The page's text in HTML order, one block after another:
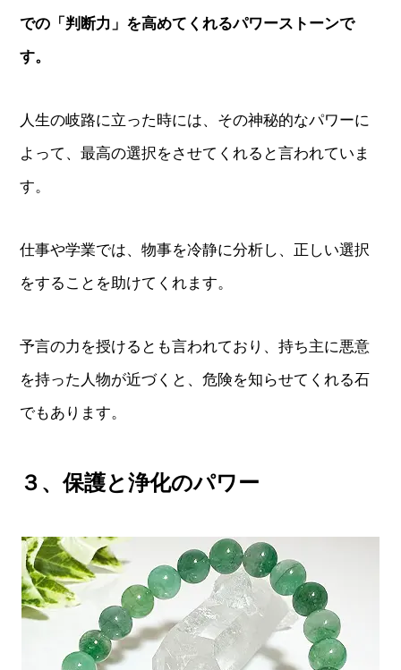
での「判断力」を高めてくれるパワーストーンで
す。
人生の岐路に立った時には、その神秘的なパワーに
よって、最高の選択をさせてくれると言われていま
す。
仕事や学業では、物事を冷静に分析し、正しい選択
をすることを助けてくれます。
予言の力を授けるとも言われており、持ち主に悪意
を持った人物が近づくと、危険を知らせてくれる石
でもあります。
３、保護と浄化のパワー